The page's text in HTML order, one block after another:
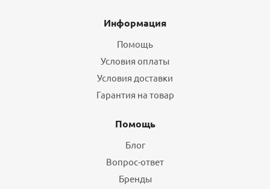
Информация
Помощь
Условия оплаты
Условия доставки
Гарантия на товар
Помощь
Блог
Вопрос-ответ
Бренды